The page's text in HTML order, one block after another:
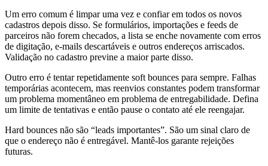
Um erro comum é limpar uma vez e confiar em todos os novos
cadastros depois disso. Se formulários, importações e feeds de
parceiros não forem checados, a lista se enche novamente com erros
de digitação, e-mails descartáveis e outros endereços arriscados.
Validação no cadastro previne a maior parte disso.
Outro erro é tentar repetidamente soft bounces para sempre. Falhas
temporárias acontecem, mas reenvios constantes podem transformar
um problema momentâneo em problema de entregabilidade. Defina
um limite de tentativas e então pause o contato até ele reengajar.
Hard bounces não são “leads importantes”. São um sinal claro de
que o endereço não é entregável. Mantê-los garante rejeições
futuras.